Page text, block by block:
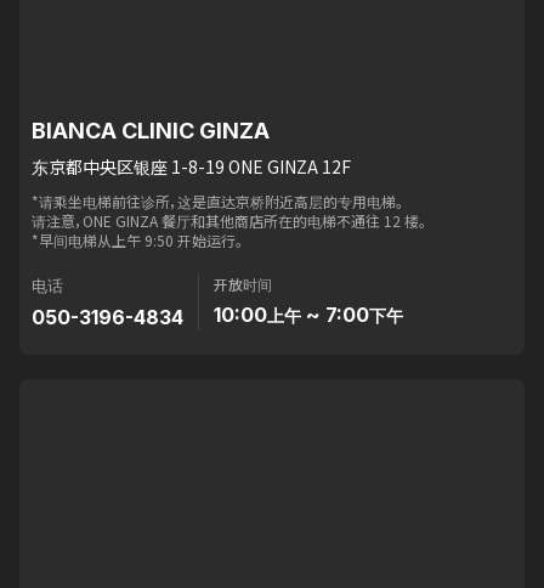
BIANCA CLINIC GINZA
东京都中央区银座 1-8-19 ONE GINZA 12F
*请乘坐电梯前往诊所，这是直达京桥附近高层的专用电梯。
请注意，ONE GINZA 餐厅和其他商店所在的电梯不通往 12 楼。
*早间电梯从上午 9:50 开始运行。
电话
050-3196-4834
开放时间
10:00 上午 ~ 7:00下午